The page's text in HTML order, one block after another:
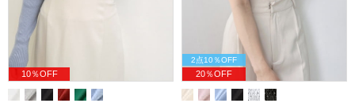
10％OFF
2点10％OFF
20％OFF